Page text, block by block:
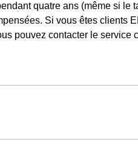
quatre ans (même si le
Si vous êtes clients
pouvez contacter le service